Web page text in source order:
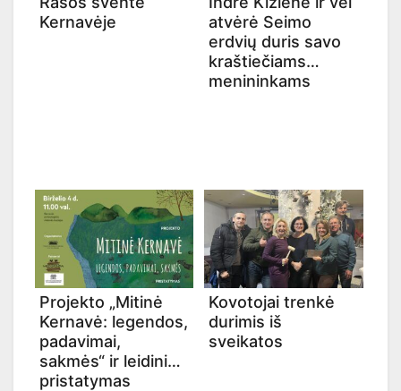
Kernavėje
atvėrė Seimo
erdvių duris savo
kraštiečiams
menininkams
Projekto „Mitinė
Kernavė: legendos,
padavimai,
sakmės“ ir leidinio
pristatymas
Kovotojai trenkė
durimis iš
sveikatos